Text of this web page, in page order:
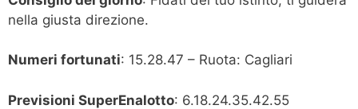
nella giusta direzione.
Numeri fortunati: 15.28.47 – Ruota: Cagliari
Previsioni SuperEnalotto: 6.18.24.35.42.55